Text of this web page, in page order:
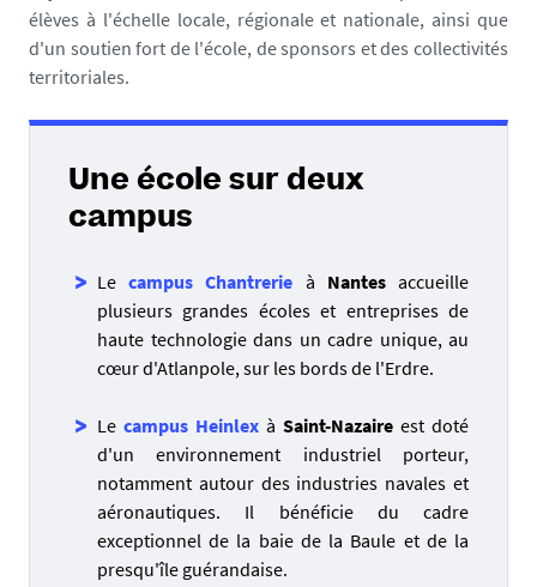
élèves à l'échelle locale, régionale et nationale, ainsi que
d'un soutien fort de l'école, de sponsors et des collectivités
territoriales.
Une école sur deux
campus
Lecampus Chantrerie à Nantesaccueille
plusieurs grandes écoles et entreprises de
haute technologie dans un cadre unique, au
cœur d'Atlanpole, sur les bords de l'Erdre.
Le campus Heinlex à Saint-Nazaire est doté
d'un environnement industriel porteur,
notamment autour des industries navales et
aéronautiques. Il bénéficie du cadre
exceptionnel de la baie de la Baule et de la
presqu'île guérandaise.